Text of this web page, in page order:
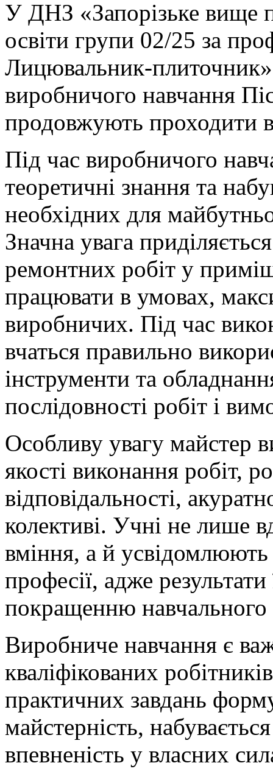
У ДНЗ «Запорізьке вище
освіти групи 02/25 за
Лицювальник-
виробничого навчання
продовжують проходити
Під час виробничого
теоретичні знання та
необхідних для
Значна увага
ремонтних робіт у
працювати в умовах,
виробничих. Під час
вчаться правильно
інструменти та
послідовності робіт і
Особливу увагу майстер
якості виконання робіт,
відповідальності,
колективі. Учні не лише
вміння, а й усвідомлюють
професії, адже
покращенню
Виробниче навчання є
кваліфікованих
практичних завдань
майстерність,
впевненість у власних